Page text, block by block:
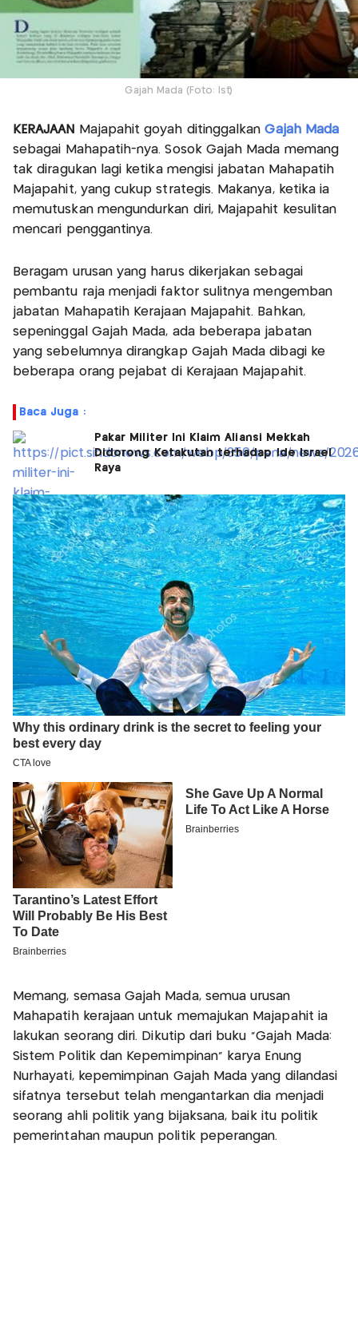
Gajah Mada (Foto: Ist)
KERAJAAN Majapahit goyah ditinggalkanGajah Mada
sebagai Mahapatih-nya. Sosok Gajah Mada memang
tak diragukan lagi ketika mengisi jabatan Mahapatih
Majapahit, yang cukup strategis. Makanya, ketika ia
memutuskan mengundurkan diri, Majapahit kesulitan
mencari penggantinya.
Beragam urusan yang harus dikerjakan sebagai
pembantu raja menjadi faktor sulitnya mengemban
jabatan Mahapatih Kerajaan Majapahit. Bahkan,
sepeninggal Gajah Mada, ada beberapa jabatan
yang sebelumnya dirangkap Gajah Mada dibagi ke
beberapa orang pejabat di Kerajaan Majapahit.
Baca Juga :
Pakar Militer Ini Klaim Aliansi Mekkah
Didorong Ketakutan terhadap Ide Israel
Raya
Memang, semasa Gajah Mada, semua urusan
Mahapatih kerajaan untuk memajukan Majapahit ia
lakukan seorang diri. Dikutip dari buku "Gajah Mada:
Sistem Politik dan Kepemimpinan" karya Enung
Nurhayati, kepemimpinan Gajah Mada yang dilandasi
sifatnya tersebut telah mengantarkan dia menjadi
seorang ahli politik yang bijaksana, baik itu politik
pemerintahan maupun politik peperangan.